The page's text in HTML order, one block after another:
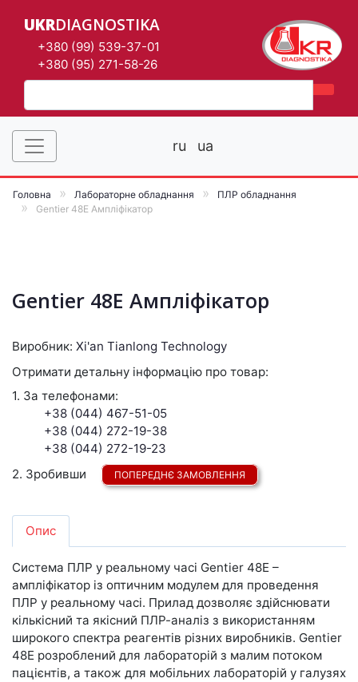
UKRDIAGNOSTIKA
+380 (99) 539-37-01
+380 (95) 271-58-26
ru ua
Головна Лабораторне обладнання
ПЛР обладнання
Gentier 48E Ампліфікатор
Gentier 48E Ампліфікатор
Виробник: Xi'an Tianlong Technology
Отримати детальну інформацію про товар:
1. За телефонами:
+38 (044) 467-51-05
+38 (044) 272-19-38
+38 (044) 272-19-23
2. Зробивши
ПОПЕРЕДНЄ ЗАМОВЛЕННЯ
Опис
Система ПЛР у реальному часі Gentier 48E –
ампліфікатор із оптичним модулем для проведення
ПЛР у реальному часі. Прилад дозволяє здійснювати
кількісний та якісний ПЛР-аналіз з використанням
широкого спектра реагентів різних виробників. Gentier
48E розроблений для лабораторій з малим потоком
пацієнтів, а також для мобільних лабораторій у галузях